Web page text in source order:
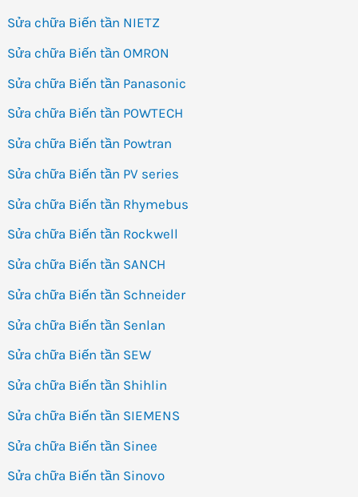
Sửa chữa Biến tần NIETZ
Sửa chữa Biến tần OMRON
Sửa chữa Biến tần Panasonic
Sửa chữa Biến tần POWTECH
Sửa chữa Biến tần Powtran
Sửa chữa Biến tần PV series
Sửa chữa Biến tần Rhymebus
Sửa chữa Biến tần Rockwell
Sửa chữa Biến tần SANCH
Sửa chữa Biến tần Schneider
Sửa chữa Biến tần Senlan
Sửa chữa Biến tần SEW
Sửa chữa Biến tần Shihlin
Sửa chữa Biến tần SIEMENS
Sửa chữa Biến tần Sinee
Sửa chữa Biến tần Sinovo